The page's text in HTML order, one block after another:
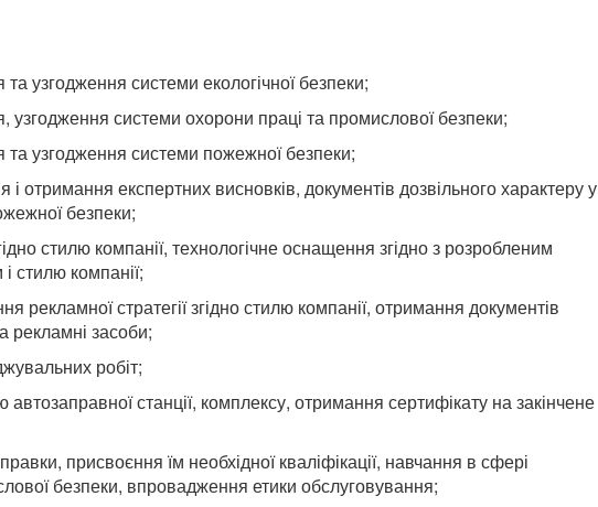
узгодження системи екологічної безпеки;
узгодження системи охорони праці та промислової безпеки;
узгодження системи пожежної безпеки;
і отримання експертних висновків, документів дозвільного характеру у
безпеки;
стилю компанії, технологічне оснащення згідно з розробленим
стилю компанії;
рекламної стратегії згідно стилю компанії, отримання документів
рекламні засоби;
робіт;
станції, комплексу, отримання сертифікату на закінчене
присвоєння їм необхідної кваліфікації, навчання в сфері
безпеки, впровадження етики обслуговування;